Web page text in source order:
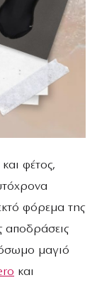
φέτος,
φόρεμα της
αποδράσεις
μαγιό
και